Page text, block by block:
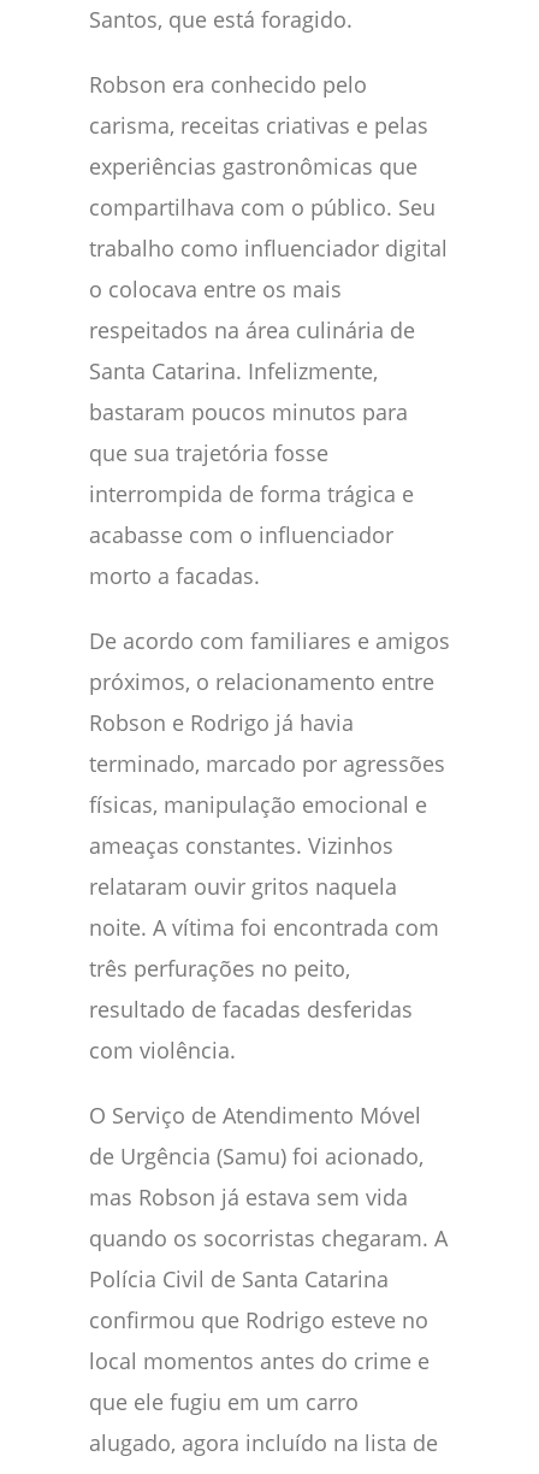
Santos, que está foragido.
Robson era conhecido pelo
carisma, receitas criativas e pelas
experiências gastronômicas que
compartilhava com o público. Seu
trabalho como influenciador digital
o colocava entre os mais
respeitados na área culinária de
Santa Catarina. Infelizmente,
bastaram poucos minutos para
que sua trajetória fosse
interrompida de forma trágica e
acabasse com o influenciador
morto a facadas.
De acordo com familiares e amigos
próximos, o relacionamento entre
Robson e Rodrigo já havia
terminado, marcado por agressões
físicas, manipulação emocional e
ameaças constantes. Vizinhos
relataram ouvir gritos naquela
noite. A vítima foi encontrada com
três perfurações no peito,
resultado de facadas desferidas
com violência.
O Serviço de Atendimento Móvel
de Urgência (Samu) foi acionado,
mas Robson já estava sem vida
quando os socorristas chegaram. A
Polícia Civil de Santa Catarina
confirmou que Rodrigo esteve no
local momentos antes do crime e
que ele fugiu em um carro
alugado, agora incluído na lista de